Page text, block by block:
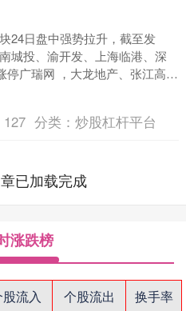
24日盘中强势拉升，截至发
城投、渝开发、上海临港、深
停广瑞网 ，大龙地产、张江高科
日涨停。 行业方面，2025年8月
策利....
127 分类：炒股杠杆平台
已加载完成
涨跌榜
流入 个股流出
换手率